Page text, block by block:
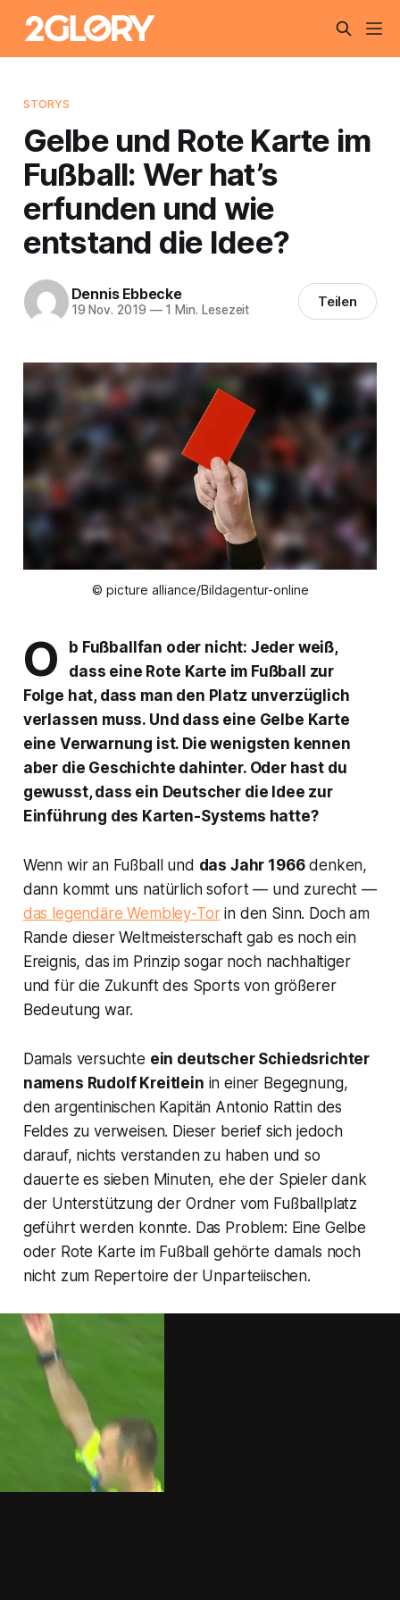
STORYS
Gelbe und Rote Karte im
Fußball: Wer hat’s
erfunden und wie
entstand die Idee?
Dennis Ebbecke
19 Nov. 2019 —1 Min. Lesezeit Teilen
© picture alliance/Bildagentur-online
O
b Fußballfan oder nicht: Jeder weiß,
dass eine Rote Karte im Fußball zur
Folge hat, dass man den Platz unverzüglich
verlassen muss. Und dass eine Gelbe Karte
eine Verwarnung ist. Die wenigsten kennen
aber die Geschichte dahinter. Oder hast du
gewusst, dass ein Deutscher die Idee zur
Einführung des Karten-Systems hatte?
Wenn wir an Fußball und das Jahr 1966denken,
dann kommt uns natürlich sofort — und zurecht —
das legendäre Wembley-Torin den Sinn. Doch am
Rande dieser Weltmeisterschaft gab es noch ein
Ereignis, das im Prinzip sogar noch nachhaltiger
und für die Zukunft des Sports von größerer
Bedeutung war.
Damals versuchte ein deutscher Schiedsrichter
namens Rudolf Kreitlein in einer Begegnung,
den argentinischen Kapitän Antonio Rattin des
Feldes zu verweisen. Dieser berief sich jedoch
darauf, nichts verstanden zu haben und so
dauerte es sieben Minuten, ehe der Spieler dank
der Unterstützung der Ordner vom Fußballplatz
geführt werden konnte. Das Problem: Eine Gelbe
oder Rote Karte im Fußball gehörte damals noch
nicht zum Repertoire der Unparteiischen.